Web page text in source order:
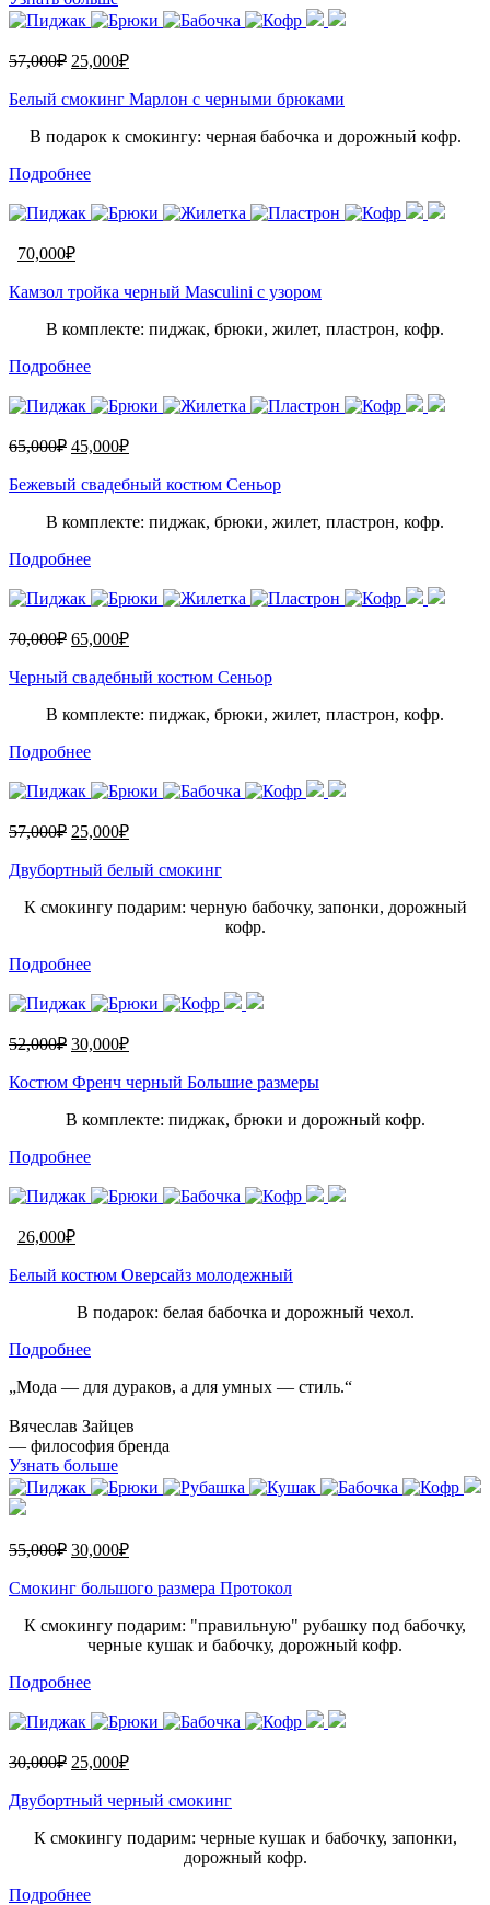
57,000₽ 25,000₽
Белый смокинг Марлон с черными брюками
В подарок к смокингу: черная бабочка и дорожный кофр.
Подробнее
70,000₽
Камзол тройка черный Masculini с узором
В комплекте: пиджак, брюки, жилет, пластрон, кофр.
Подробнее
65,000₽ 45,000₽
Бежевый свадебный костюм Сеньор
В комплекте: пиджак, брюки, жилет, пластрон, кофр.
Подробнее
70,000₽ 65,000₽
Черный свадебный костюм Сеньор
В комплекте: пиджак, брюки, жилет, пластрон, кофр.
Подробнее
57,000₽ 25,000₽
Двубортный белый смокинг
К смокингу подарим: черную бабочку, запонки, дорожный
кофр.
Подробнее
52,000₽ 30,000₽
Костюм Френч черный Большие размеры
В комплекте: пиджак, брюки и дорожный кофр.
Подробнее
26,000₽
Белый костюм Оверсайз молодежный
В подарок: белая бабочка и дорожный чехол.
Подробнее
„Мода — для дураков, а для умных — стиль.“
Вячеслав Зайцев
— философия бренда
Узнать больше
55,000₽ 30,000₽
Смокинг большого размера Протокол
К смокингу подарим: "правильную" рубашку под бабочку,
черные кушак и бабочку, дорожный кофр.
Подробнее
30,000₽ 25,000₽
Двубортный черный смокинг
К смокингу подарим: черные кушак и бабочку, запонки,
дорожный кофр.
Подробнее